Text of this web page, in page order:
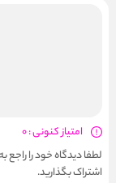
امتیاز کنونی : 0
لطفا دیدگاه خود را راجع
اشتراک بگذارید.